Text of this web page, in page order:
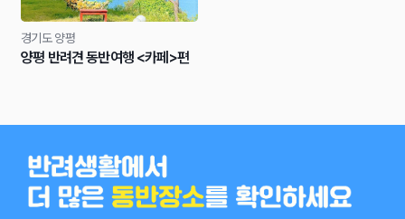
경기도 양평
양평 반려견 동반여행 <카페>편